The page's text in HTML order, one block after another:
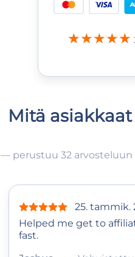
Mitä
— perustuu 32 arvosteluun
25. tammik.
Helped me get to
fast.